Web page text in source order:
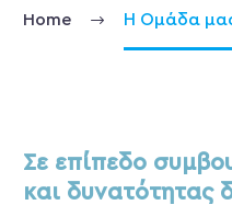
Home Η Ομάδα
Σε επίπεδο
και δυνατότητας